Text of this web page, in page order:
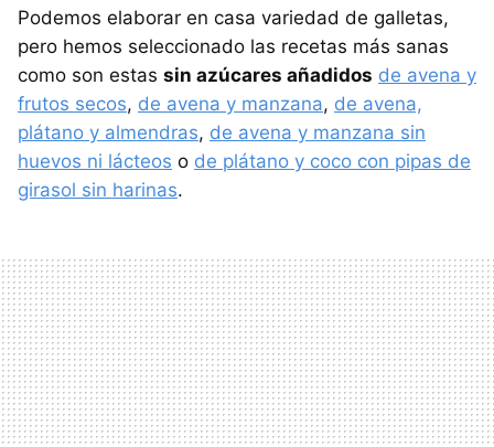
Podemos elaborar en casa variedad de galletas,
pero hemos seleccionado las recetas más sanas
como son estas sin azúcares añadidos de avena y
frutos secos, de avena y manzana, de avena,
plátano y almendras, de avena y manzana sin
huevos ni lácteos o de plátano y coco con pipas de
girasol sin harinas.